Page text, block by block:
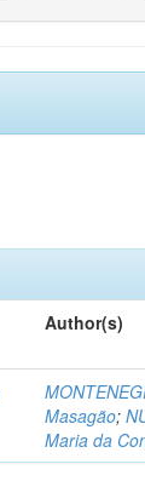
Author(s)
Masagão;
Maria da